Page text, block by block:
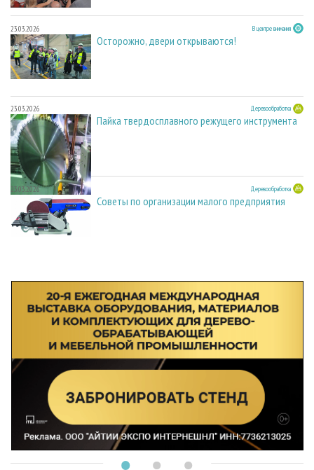
23.03.2026 В центре внимания
Осторожно, двери открываются!
23.03.2026 Деревообработка
Пайка твердосплавного режущего инструмента
23.03.2026 Деревообработка
Советы по организации малого предприятия